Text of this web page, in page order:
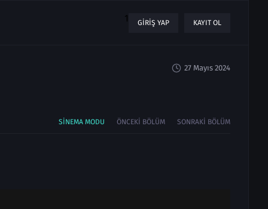
1 GIRIŞ YAP KAYIT OL
27 Mayıs 2024
SINEMA MODU ÖNCEKI BÖLÜM SONRAKI BÖLÜM